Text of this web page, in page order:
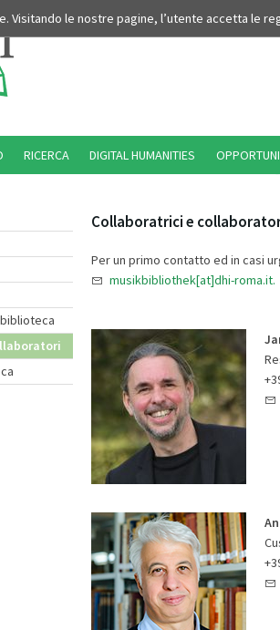
Visitando le nostre pagine, l’utente accetta le
Collaboratrici e
Per un primo contatto ed in casi
musikbibliothek[at]dhi-roma.it.
RICERCA DIGITAL HUMANITIES